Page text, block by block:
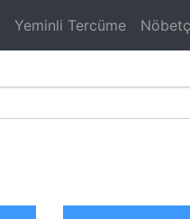
Yeminli Tercüme